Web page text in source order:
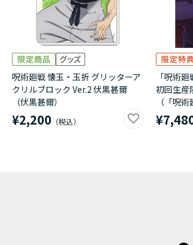
呪術廻戦 懐玉・玉折 グリッターア
クリルブロック Ver.2 伏黒甚爾
（伏黒甚爾）
¥2,200
「呪術
初回生産
（「呪